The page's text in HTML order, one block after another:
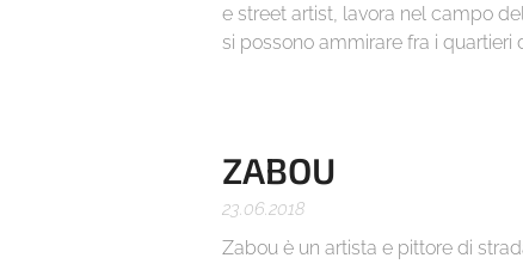
e street artist, lavora nel campo
si possono ammirare fra i quartieri
ZABOU
23.06.2018
Zabou è un artista e pittore di